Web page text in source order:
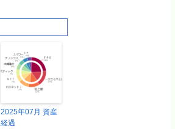
2025年07月 資産
経過